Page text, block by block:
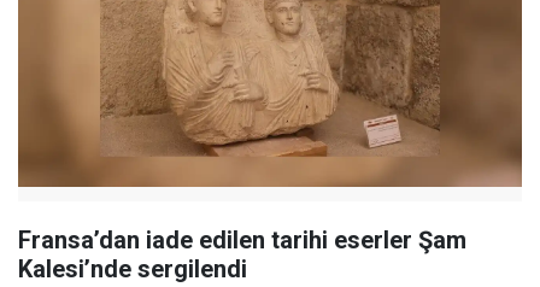
Fransa’dan iade edilen tarihi eserler Şam
Kalesi’nde sergilendi